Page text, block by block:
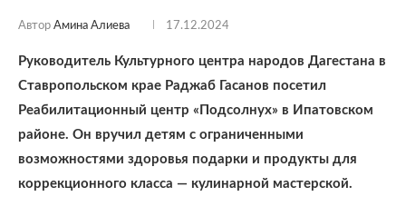
Автор Амина Алиева 17.12.2024
Руководитель Культурного центра народов Дагестана в
Ставропольском крае Раджаб Гасанов посетил
Реабилитационный центр «Подсолнух» в Ипатовском
районе. Он вручил детям с ограниченными
возможностями здоровья подарки и продукты для
коррекционного класса — кулинарной мастерской.